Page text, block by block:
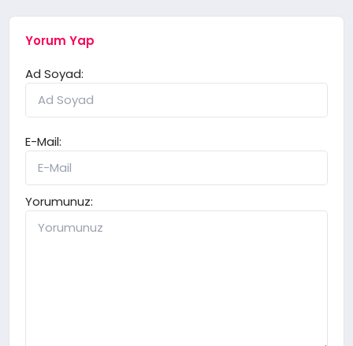
Yorum Yap
Ad Soyad:
E-Mail:
Yorumunuz: